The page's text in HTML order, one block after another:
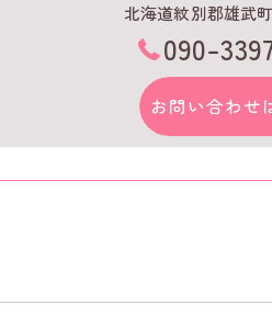
北海道紋別郡雄武
090-
お問い合わせ